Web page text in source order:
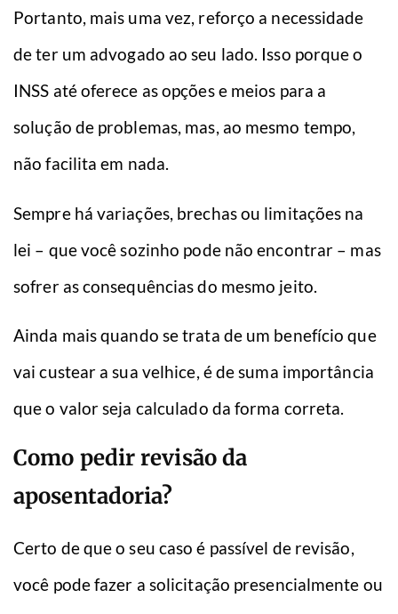
Portanto, mais uma vez, reforço a necessidade
de ter um advogado ao seu lado. Isso porque o
INSS até oferece as opções e meios para a
solução de problemas, mas, ao mesmo tempo,
não facilita em nada.
Sempre há variações, brechas ou limitações na
lei – que você sozinho pode não encontrar – mas
sofrer as consequências do mesmo jeito.
Ainda mais quando se trata de um benefício que
vai custear a sua velhice, é de suma importância
que o valor seja calculado da forma correta.
Como pedir revisão da
aposentadoria?
Certo de que o seu caso é passível de revisão,
você pode fazer a solicitação presencialmente ou